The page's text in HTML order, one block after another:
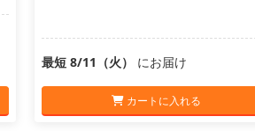
最短 8/11（火） にお届け
カートに入れる